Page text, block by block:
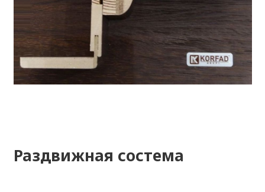
Раздвижная состема